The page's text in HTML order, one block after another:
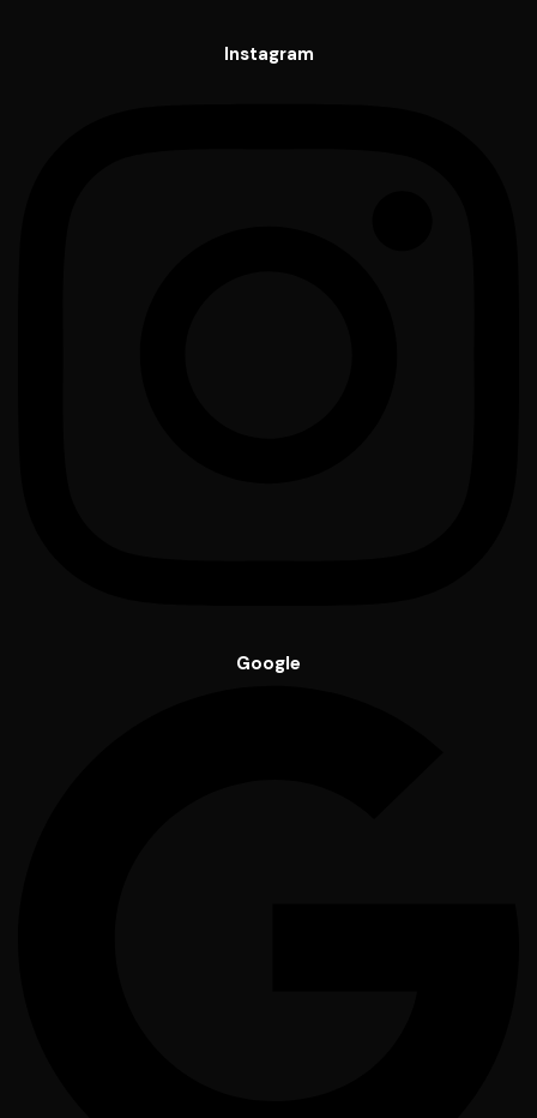
Instagram
Google